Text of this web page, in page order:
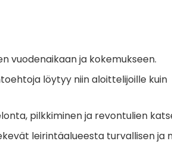
vuodenaikaan ja kokemukseen.
löytyy niin aloittelijoille kuin
pilkkiminen ja revontulien
leirintäalueesta turvallisen ja